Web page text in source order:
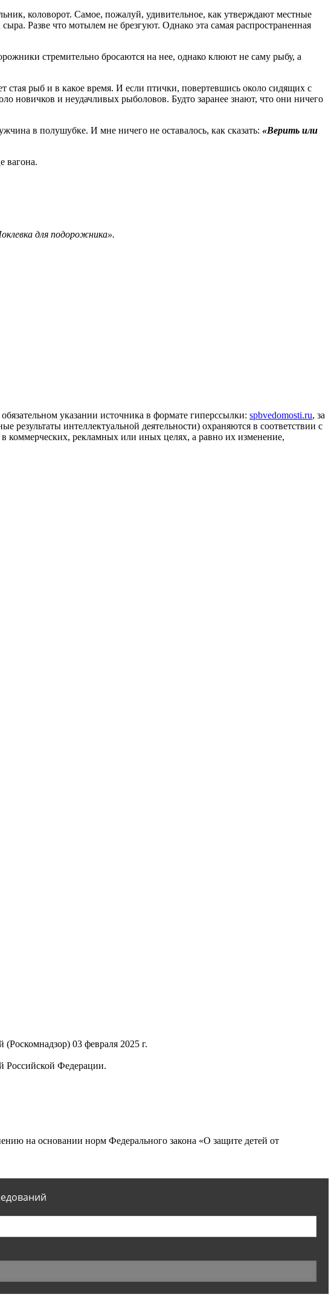
коловорот. Самое, пожалуй, удивительное, как утверждают местные
Разве что мотылем не брезгуют. Однако эта самая распространенная
стремительно бросаются на нее, однако клюют не саму рыбу, а
рыб и в какое время. И если птички, повертевшись около сидящих с
новичков и неудачливых рыболовов. Будто заранее знают, что они ничего
в полушубке. И мне ничего не оставалось, как сказать: «Верить или
вагона.
для подорожника».
указании источника в формате гиперссылки: spbvedomosti.ru, за
результаты интеллектуальной деятельности) охраняются в соответствии с
рекламных или иных целях, а равно их изменение,
03 февраля 2025 г.
Российской Федерации.
на основании норм Федерального закона «О защите детей от